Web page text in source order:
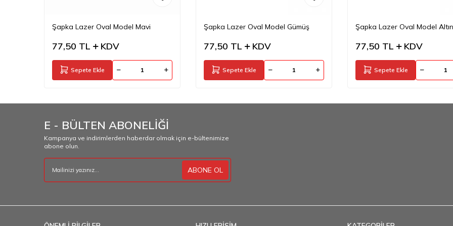
Şapka Lazer Oval Model Mavi
77,50 TL KDV
Sepete Ekle
Şapka Lazer Oval Model Gümüş
77,50 TL KDV
Sepete Ekle
Şapka Lazer Oval Model Altın
77,50 TL KDV
Sepete Ekle
E - BÜLTEN ABONELİĞİ
Kampanya ve indirimlerden haberdar olmak için e-bültenimize
abone olun.
ABONE OL